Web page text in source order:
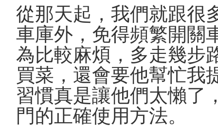
從那天起，我們就跟很
車庫外，免得頻繁開關
為比較麻煩，多走幾步
買菜，還會要他幫忙我
習慣真是讓他們太懶了
門的正確使用方法。